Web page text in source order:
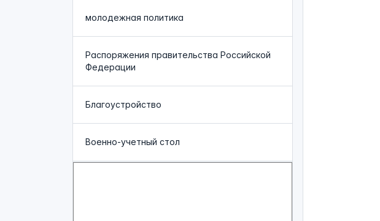
молодежная политика
Распоряжения правительства Российской
Федерации
Благоустройство
Военно-учетный стол